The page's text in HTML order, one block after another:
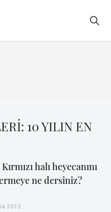
10 YILIN EN
halı heyecanını
ne dersiniz?
2015